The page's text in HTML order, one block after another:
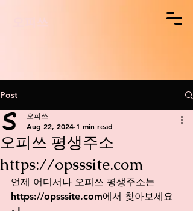
Post
오피쓰 평생주소
https://opsssite.com
오피쓰
Aug 22, 2024 1 min read
언제 어디서나 오피쓰 평생주소는
https://opsssite.com에서 찾아보세요